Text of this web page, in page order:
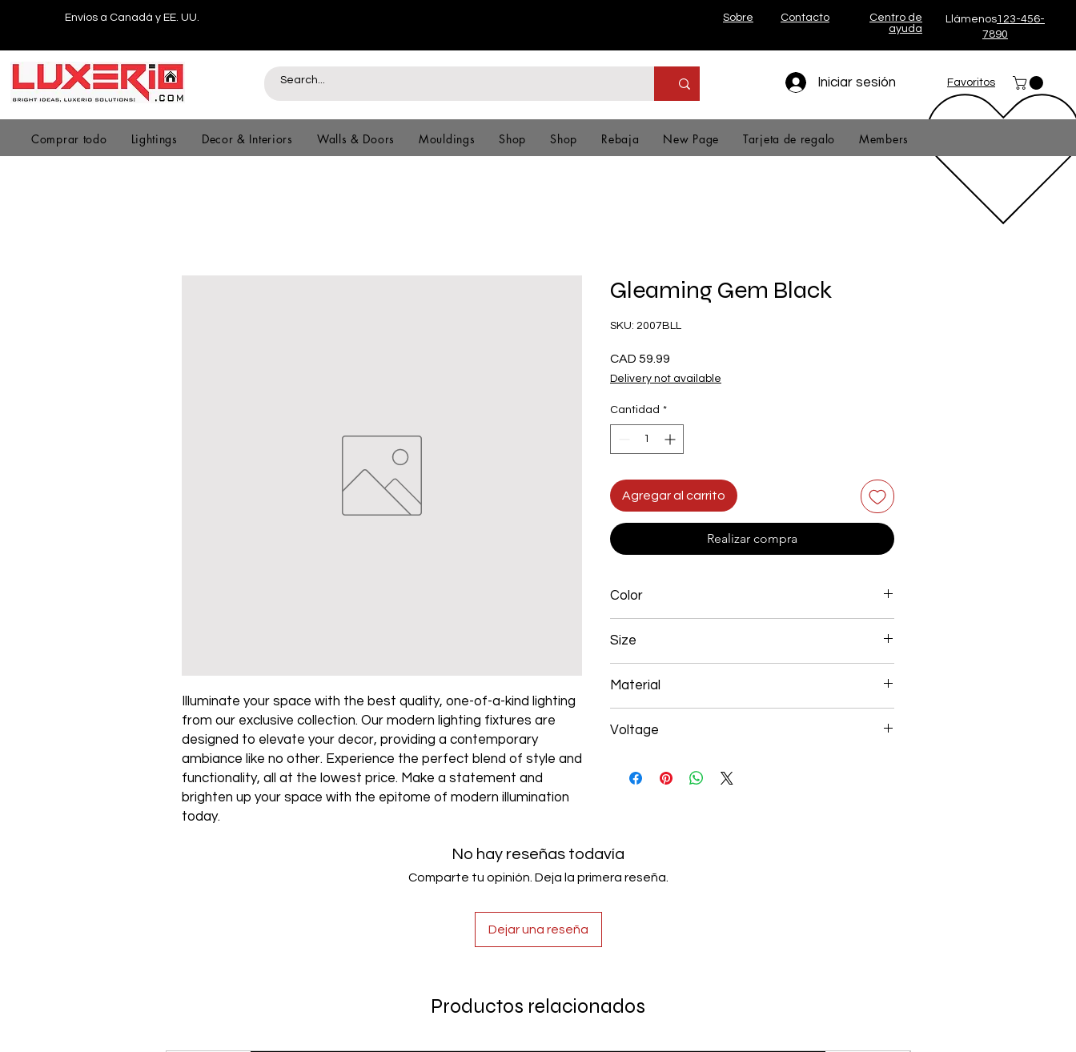
Envíos a Canadá y EE. UU. Sobre Contacto
Centro de
ayuda
Llámenos123-456-
7890
Iniciar sesión Favoritos
Comprar todo Lightings Decor & Interiors Walls & Doors Mouldings Shop Shop Rebaja New Page Tarjeta de regalo Members
Illuminate your space with the best quality, one-of-a-kind lighting
from our exclusive collection. Our modern lighting fixtures are
designed to elevate your decor, providing a contemporary
ambiance like no other. Experience the perfect blend of style and
functionality, all at the lowest price. Make a statement and
brighten up your space with the epitome of modern illumination
today.
Gleaming Gem Black
SKU: 2007BLL
CAD 59.99
Delivery not available
Cantidad *
Agregar al carrito
Realizar compra
Color
Size
Material
Voltage
No hay reseñas todavía
Comparte tu opinión. Deja la primera reseña.
Dejar una reseña
Productos relacionados